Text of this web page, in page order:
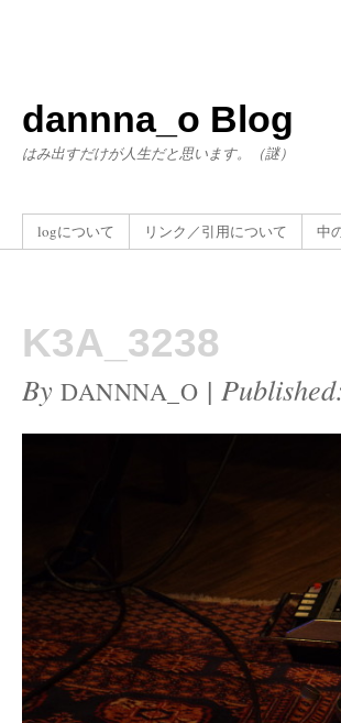
dannna_o Blog
はみ出すだけが人生だと思います。（謎）
logについて リンク／引用について 中
K3A_3238
By DANNNA_O |